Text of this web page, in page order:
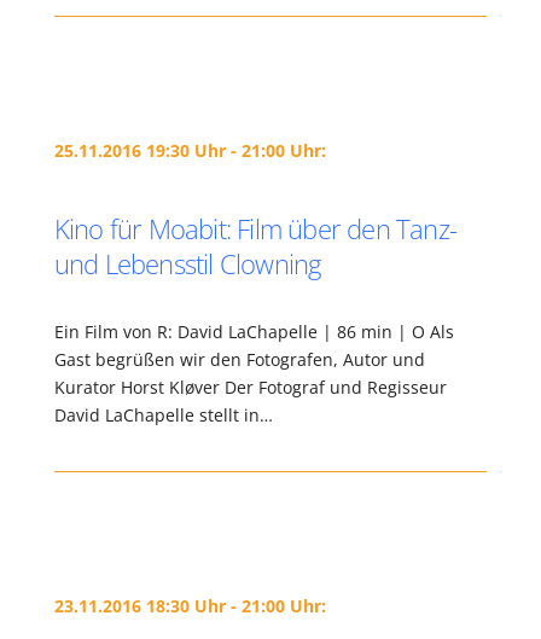
25.11.2016 19:30 Uhr - 21:00 Uhr:
Kino für Moabit: Film über den Tanz-
und Lebensstil Clowning
Ein Film von R: David LaChapelle | 86 min | O Als
Gast begrüßen wir den Fotografen, Autor und
Kurator Horst Kløver Der Fotograf und Regisseur
David LaChapelle stellt in…
23.11.2016 18:30 Uhr - 21:00 Uhr: